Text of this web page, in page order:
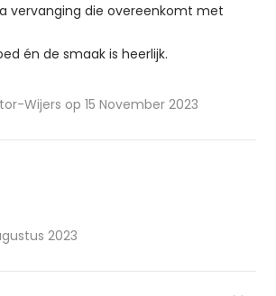
vervanging die overeenkomt met
én de smaak is heerlijk.
Wijers op 15 November 2023
2023